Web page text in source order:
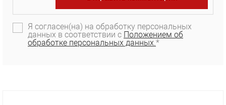
Я согласен(на) на обработку персональных
данных в соответствии с Положением об
обработке персональных данных.*